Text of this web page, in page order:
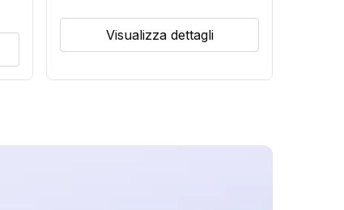
Visualizza dettagli